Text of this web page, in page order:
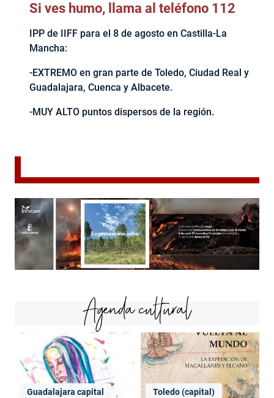
Si ves humo, llama al teléfono 112
IPP de IIFF para el 8 de agosto en Castilla-La
Mancha:
-EXTREMO en gran parte de Toledo, Ciudad Real y
Guadalajara, Cuenca y Albacete.
-MUY ALTO puntos dispersos de la región.
Agenda cultural
Guadalajara capital Toledo (capital)